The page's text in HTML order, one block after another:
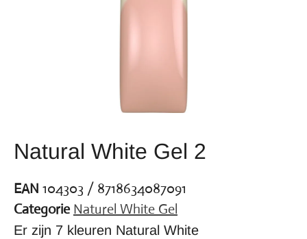
Natural White Gel 2
EAN 104303 / 8718634087091
Categorie Naturel White Gel
Er zijn 7 kleuren Natural White